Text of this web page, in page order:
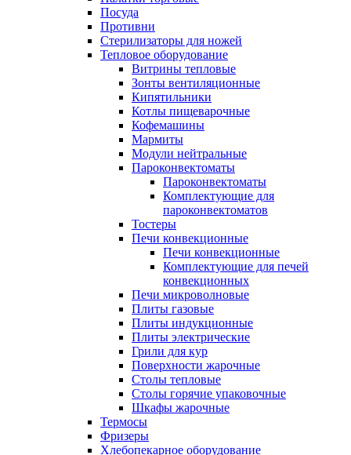
Посуда
Противни
Стерилизаторы для ножей
Тепловое оборудование
Витрины тепловые
Зонты вентиляционные
Кипятильники
Котлы пищеварочные
Кофемашины
Мармиты
Модули нейтральные
Пароконвектоматы
Пароконвектоматы
Комплектующие для
пароконвектоматов
Тостеры
Печи конвекционные
Печи конвекционные
Комплектующие для печей
конвекционных
Печи микроволновые
Плиты газовые
Плиты индукционные
Плиты электрические
Грили для кур
Поверхности жарочные
Столы тепловые
Столы горячие упаковочные
Шкафы жарочные
Термосы
Фризеры
Хлебопекарное оборудование